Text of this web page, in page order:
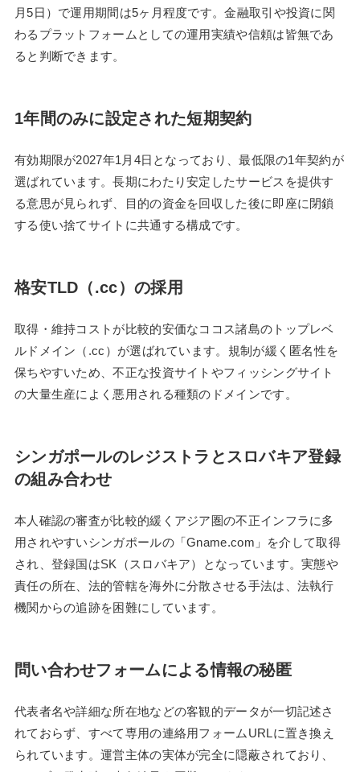
月5日）で運用期間は5ヶ月程度です。金融取引や投資に関
わるプラットフォームとしての運用実績や信頼は皆無であ
ると判断できます。
1年間のみに設定された短期契約
有効期限が2027年1月4日となっており、最低限の1年契約が
選ばれています。長期にわたり安定したサービスを提供す
る意思が見られず、目的の資金を回収した後に即座に閉鎖
する使い捨てサイトに共通する構成です。
格安TLD（.cc）の採用
取得・維持コストが比較的安価なココス諸島のトップレベ
ルドメイン（.cc）が選ばれています。規制が緩く匿名性を
保ちやすいため、不正な投資サイトやフィッシングサイト
の大量生産によく悪用される種類のドメインです。
シンガポールのレジストラとスロバキア登録
の組み合わせ
本人確認の審査が比較的緩くアジア圏の不正インフラに多
用されやすいシンガポールの「Gname.com」を介して取得
され、登録国はSK（スロバキア）となっています。実態や
責任の所在、法的管轄を海外に分散させる手法は、法執行
機関からの追跡を困難にしています。
問い合わせフォームによる情報の秘匿
代表者名や詳細な所在地などの客観的データが一切記述さ
れておらず、すべて専用の連絡用フォームURLに置き換え
られています。運営主体の実体が完全に隠蔽されており、